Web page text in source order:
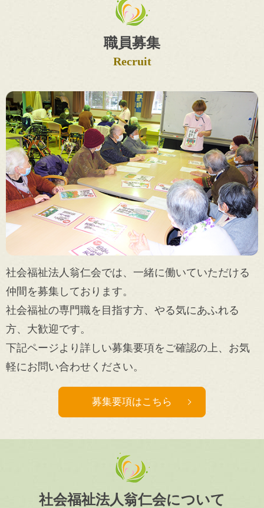
職員募集
Recruit
社会福祉法人翁仁会では、一緒に働いていただける
仲間を募集しております。
社会福祉の専門職を目指す方、やる気にあふれる
方、大歓迎です。
下記ページより詳しい募集要項をご確認の上、お気
軽にお問い合わせください。
募集要項はこちら
社会福祉法人翁仁会について